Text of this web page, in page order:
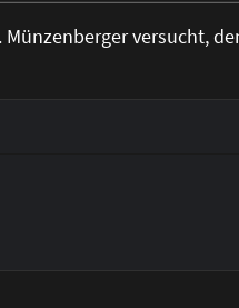
versucht,